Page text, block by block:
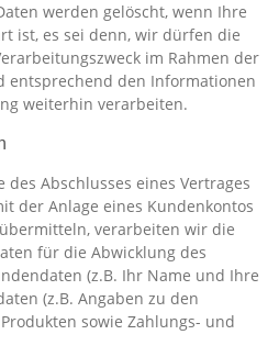
werden gelöscht, wenn Ihre
ist, es sei denn, wir dürfen die
im Rahmen der
entsprechend den Informationen
weiterhin verarbeiten.
des Abschlusses eines Vertrages
der Anlage eines Kundenkontos
verarbeiten wir die
für die Abwicklung des
(z.B. Ihr Name und Ihre
(z.B. Angaben zu den
sowie Zahlungs- und